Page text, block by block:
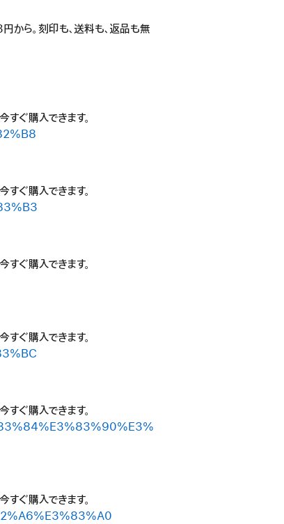
ら。刻印も、送料も、返品も無
ぐ購入できます。
ぐ購入できます。
ぐ購入できます。
ぐ購入できます。
ぐ購入できます。
ぐ購入できます。